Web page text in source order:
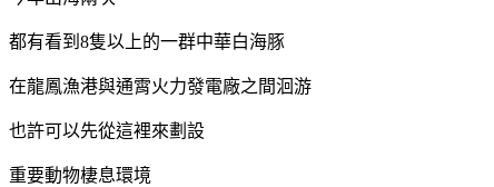
都有看到 8隻以上的一群中華白海豚
在龍鳳漁港與通霄火力發電廠之間洄游
也許可以先從這裡來劃設
重要動物棲息環境